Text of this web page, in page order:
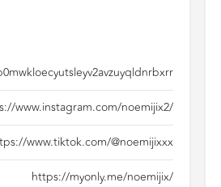
www.instagram.com/noemijix2/
www.tiktok.com/@noemijixxx
https://myonly.me/noemijix/